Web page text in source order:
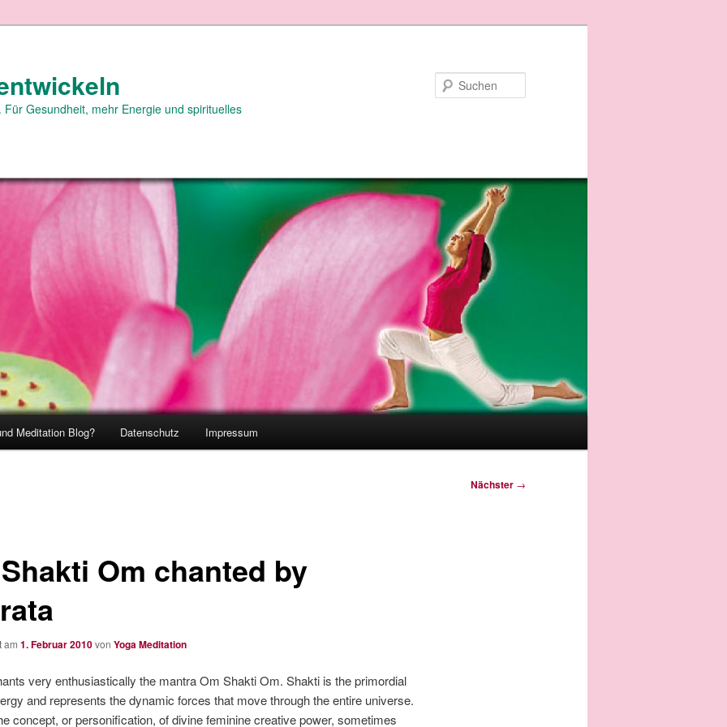
Gesundheit, mehr Energie und spirituelles
Meditation Blog? Datenschutz Impressum
Nächster →
Om chanted by
am 1. Februar 2010von Yoga Meditation
very enthusiastically the mantra Om Shakti Om. Shakti is the primordial
and represents the dynamic forces that move through the entire universe.
concept, or personification, of divine feminine creative power, sometimes